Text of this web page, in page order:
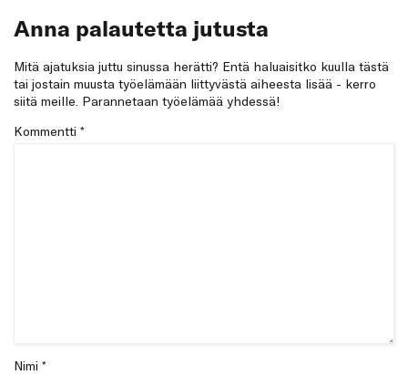
Anna palautetta jutusta
Mitä ajatuksia juttu sinussa herätti? Entä haluaisitko kuulla tästä
tai jostain muusta työelämään liittyvästä aiheesta lisää - kerro
siitä meille. Parannetaan työelämää yhdessä!
Kommentti *
Nimi *